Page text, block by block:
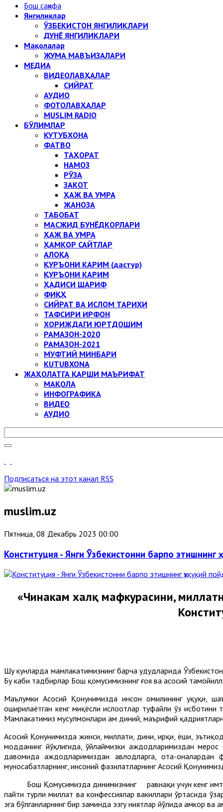
Бош саҳифа
Янгиликлар
ЎЗБЕКИСТОН ЯНГИЛИКЛАРИ
ДУНЁ ЯНГИЛИКЛАРИ
Мақолалар
ЖУМА МАВЪИЗАЛАРИ
МЕДИА
ВИДЕОЛАВҲАЛАР
СИЙРАТ
АУДИО
ФОТОЛАВҲАЛАР
MUSLIM RADIO
БЎЛИМЛАР
КУТУБХОНА
ФАТВО
ТАҲОРАТ
НАМОЗ
РЎЗА
ЗАКОТ
ҲАЖ ВА УМРА
ЖАНОЗА
ТАБОБАТ
МАСЖИД БУНЁДКОРЛАРИ
ҲАЖ ВА УМРА
ҲАМКОР САЙТЛАР
АЛОҚА
ҚУРЪОНИ КАРИМ (дастур)
ҚУРЪОНИ КАРИМ
ҲАДИСИ ШАРИФ
ФИҚҲ
СИЙРАТ ВА ИСЛОМ ТАРИХИ
ТАФСИРИ ИРФОН
ХОРИЖДАГИ ЮРТДОШИМ
РАМАЗОН-2020
РАМАЗОН-2021
МУФТИЙ МИНБАРИ
KUTUBXONA
ЖАҲОЛАТГА ҚАРШИ МАЪРИФАТ
МАҚОЛА
ИНФОГРАФИКА
ВИДЕО
АУДИО
Подписаться на этот канал RSS
muslim.uz
Пятница, 08 Декабрь 2023 00:00
Конституция - Янги Ўзбекистонни барпо этишнинг
«Чинакам халқ мафкурасини,
Шу кунларда мамлакатимизнинг барча ҳудудларида
Бу каби тадбирлар Бош қомусимизнинг ғоя ва асосий
Маълумки Асосий Қонунимизда инсон омилининг ҳуқуқи,
оширилаётган кенг миқёсли ислоҳотлар туфайли ўз
Мамлакатимиз мусулмонлари ҳам диний, маърифий
Асосий Қонунимизда жинси, миллати, дини, ирқи, ёши,
модданинг йўқлигида, ўйлаймизки аждодларимиздан
давомида аждодларимиздан авлодларга, ота-оналардан
муносабатларнинг, инсоний фазилатларнинг Асосий
Бош Қомусимизда динимизнинг равнақи учун кенг
пайти турли миллат ва конфессиялар вакиллари ўртасида
эга бўлганларнинг бир заминда эзгу ниятлар йўлида ҳамкор ва